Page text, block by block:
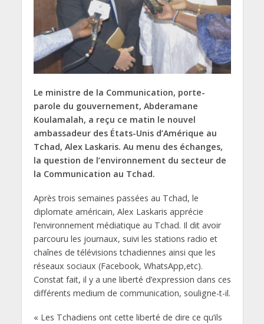
Le ministre de la Communication, porte-
parole du gouvernement, Abderamane
Koulamalah, a reçu ce matin le nouvel
ambassadeur des États-Unis d’Amérique au
Tchad, Alex Laskaris. Au menu des échanges,
la question de l’environnement du secteur de
la Communication au Tchad.
Après trois semaines passées au Tchad, le
diplomate américain, Alex Laskaris apprécie
l’environnement médiatique au Tchad. Il dit avoir
parcouru les journaux, suivi les stations radio et
chaînes de télévisions tchadiennes ainsi que les
réseaux sociaux (Facebook, WhatsApp,etc).
Constat fait, il y a une liberté d’expression dans ces
différents medium de communication, souligne-t-il.
« Les Tchadiens ont cette liberté de dire ce qu’ils